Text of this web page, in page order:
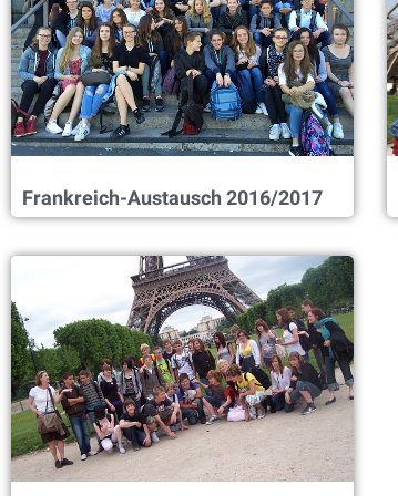
Frankreich-Austausch 2016/2017